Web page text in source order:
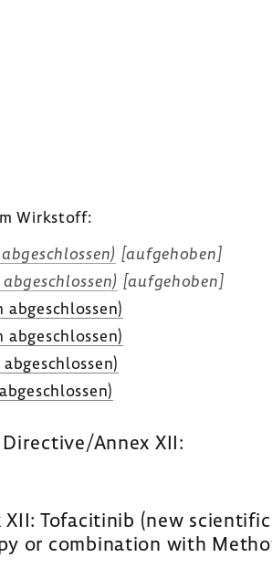
Wirk­stoff:
[aufge­hoben]
[aufge­hoben]
abge­schlossen)
abge­schlossen)
Annex XII:
Tofacitinib (new
or combination with